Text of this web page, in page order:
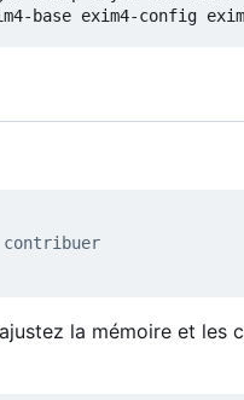
la mémoire et les